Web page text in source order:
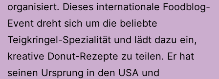
organisiert. Dieses internationale Foodblog-
Event dreht sich um die beliebte
Teigkringel-Spezialität und lädt dazu ein,
kreative Donut-Rezepte zu teilen. Er hat
seinen Ursprung in den USA und